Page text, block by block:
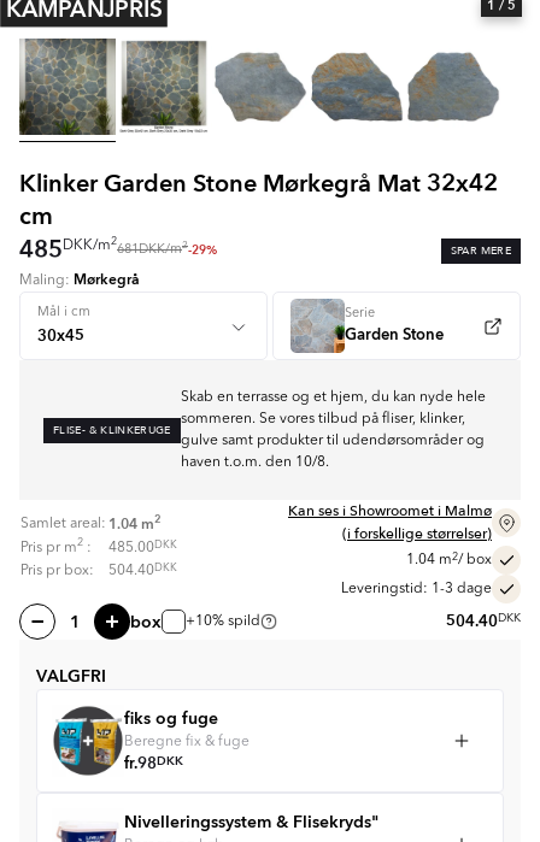
KAMPANJPRIS 1 / 5
Klinker Garden Stone Mørkegrå Mat 32x42
cm
485 DKK/m2
681DKK/m2-29% SPAR MERE
Maling: Mørkegrå
Mål i cm Serie
Garden Stone
FLISE- & KLINKERUGE
Skab en terrasse og et hjem, du kan nyde hele
sommeren. Se vores tilbud på fliser, klinker,
gulve samt produkter til udendørsområder og
haven t.o.m. den 10/8.
Samlet areal: 1.04 m2
Pris pr m2 : 485.00DKK
Pris pr box: 504.40DKK
Kan ses i Showroomet i Malmø
(i forskellige størrelser)
1.04 m2/ box
Leveringstid: 1-3 dage
box +10% spild 504.40DKK
VALGFRI
fiks og fuge
Beregne fix & fuge
fr.98DKK
Nivelleringssystem & Flisekryds"